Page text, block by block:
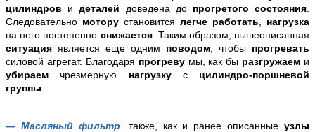
цилиндров идеталей доведена до прогретого состояния
Следовательно мотору становится легче работать
нагрузка
на него постепенно снижается. Таким образом, вышеописанная
ситуация является еще одним поводом , чтобы прогревать
силовой агрегат. Благодаря прогревумы, как бы разгружаем и
убираем чрезмерную нагрузкус цилиндро-поршневой
группы
— Масляный фильтр:также, как и ранее описанные узлы